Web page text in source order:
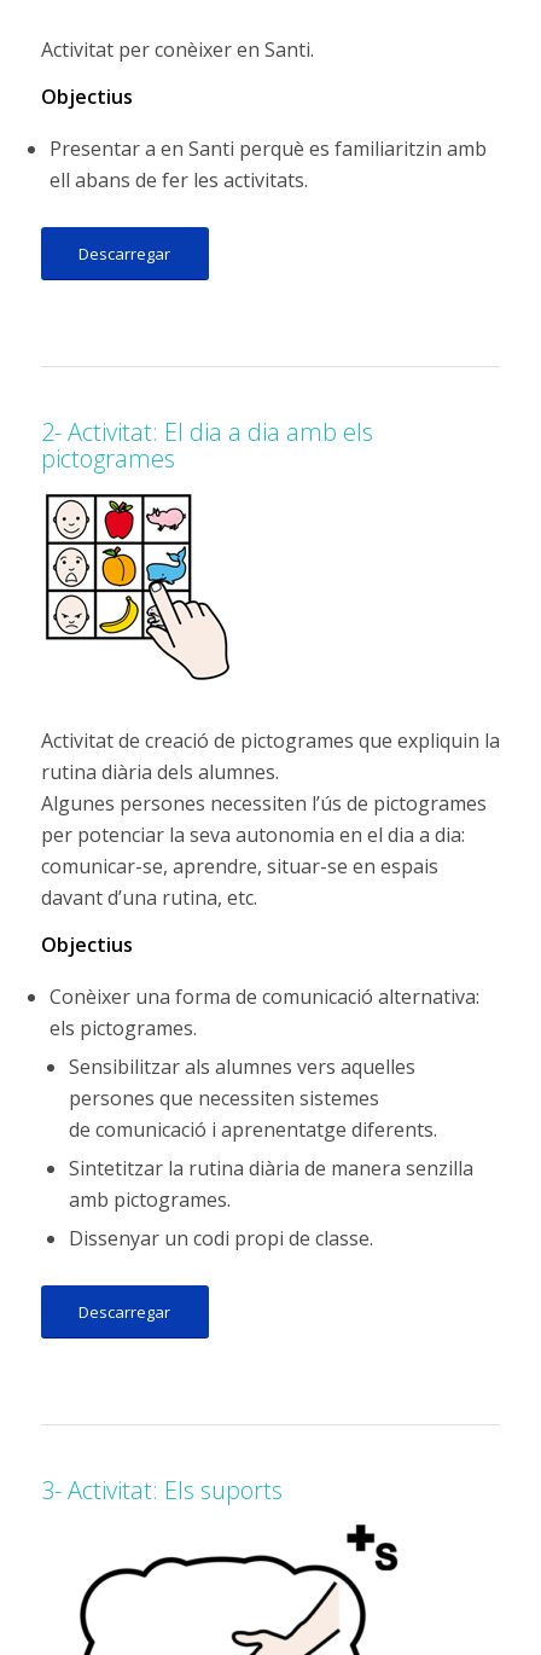
Activitat per conèixer en Santi.
Objectius
Presentar a en Santi perquè es familiaritzin amb
ell abans de fer les activitats.
Descarregar
2- Activitat: El dia a dia amb els
pictogrames
Activitat de creació de pictogrames que expliquin la
rutina diària dels alumnes.
Algunes persones necessiten l’ús de pictogrames
per potenciar la seva autonomia en el dia a dia:
comunicar-se, aprendre, situar-se en espais
davant d’una rutina, etc.
Objectius
Conèixer una forma de comunicació alternativa:
els pictogrames.
Sensibilitzar als alumnes vers aquelles
persones que necessiten sistemes
de comunicació i aprenentatge diferents.
Sintetitzar la rutina diària de manera senzilla
amb pictogrames.
Dissenyar un codi propi de classe.
Descarregar
3- Activitat: Els suports